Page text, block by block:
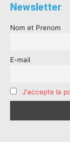
Newsletter
Nom et Prenom
E-mail
J'accepte la